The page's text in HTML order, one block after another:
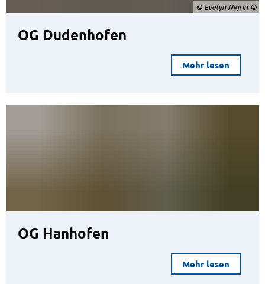
© Evelyn Nigrin
OG Dudenhofen
Mehr lesen
OG Hanhofen
Mehr lesen